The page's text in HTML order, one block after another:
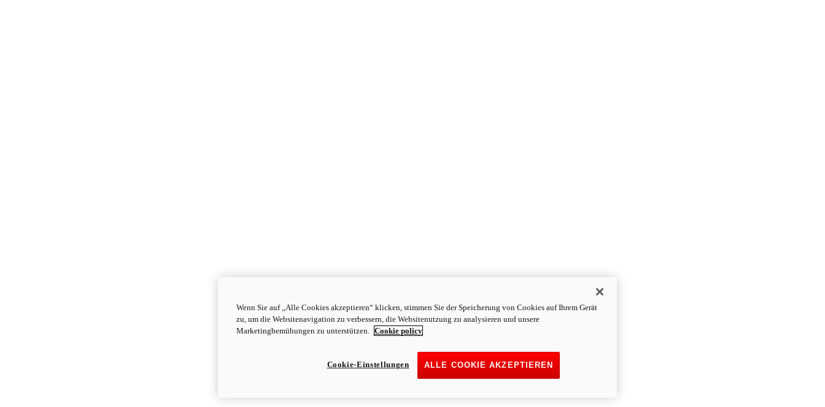
Wenn Sie auf „Alle Cookies akzeptieren“ klicken, stimmen Sie der Speicherung von Cookies auf Ihrem Gerät
zu, um die Websitenavigation zu verbessern, die Websitenutzung zu analysieren und unsere
Marketingbemühungen zu unterstützen. Cookie policy
ALLE COOKIE AKZEPTIEREN
Cookie-Einstellungen